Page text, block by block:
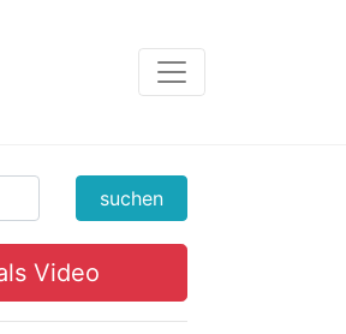
suchen
Video